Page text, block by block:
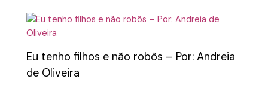
Eu tenho filhos e não robôs – Por: Andreia
de Oliveira